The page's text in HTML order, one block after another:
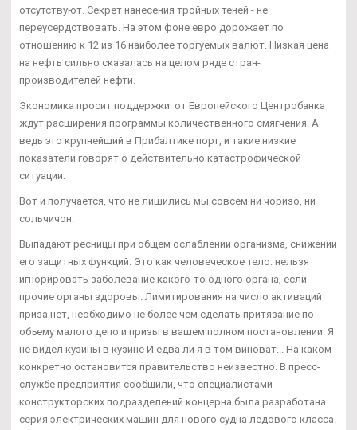
отсутствуют. Секрет нанесения тройных теней - не
переусердствовать. На этом фоне евро дорожает по
отношению к 12 из 16 наиболее торгуемых валют. Низкая цена
на нефть сильно сказалась на целом ряде стран-
производителей нефти.
Экономика просит поддержки: от Европейского Центробанка
ждут расширения программы количественного смягчения. А
ведь это крупнейший в Прибалтике порт, и такие низкие
показатели говорят о действительно катастрофической
ситуации.
Вот и получается, что не лишились мы совсем ни чоризо, ни
сольчичон.
Выпадают ресницы при общем ослаблении организма, снижении
его защитных функций. Это как человеческое тело: нельзя
игнорировать заболевание какого-то одного органа, если
прочие органы здоровы. Лимитирования на число активаций
приза нет, необходимо не более чем сделать притязание по
объему малого депо и призы в вашем полном постановлении. Я
не видел кузины в кузине И едва ли я в том виноват... На каком
конкретно остановится правительство неизвестно. В пресс-
службе предприятия сообщили, что специалистами
конструкторских подразделений концерна была разработана
серия электрических машин для нового судна ледового класса.